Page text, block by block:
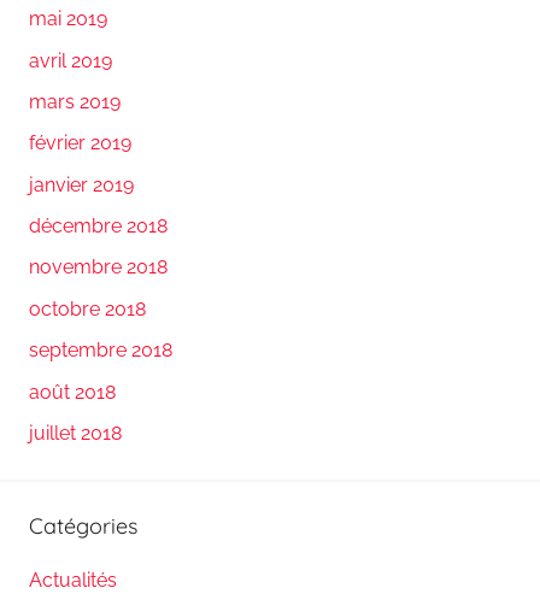
mai 2019
avril 2019
mars 2019
février 2019
janvier 2019
décembre 2018
novembre 2018
octobre 2018
septembre 2018
août 2018
juillet 2018
Catégories
Actualités